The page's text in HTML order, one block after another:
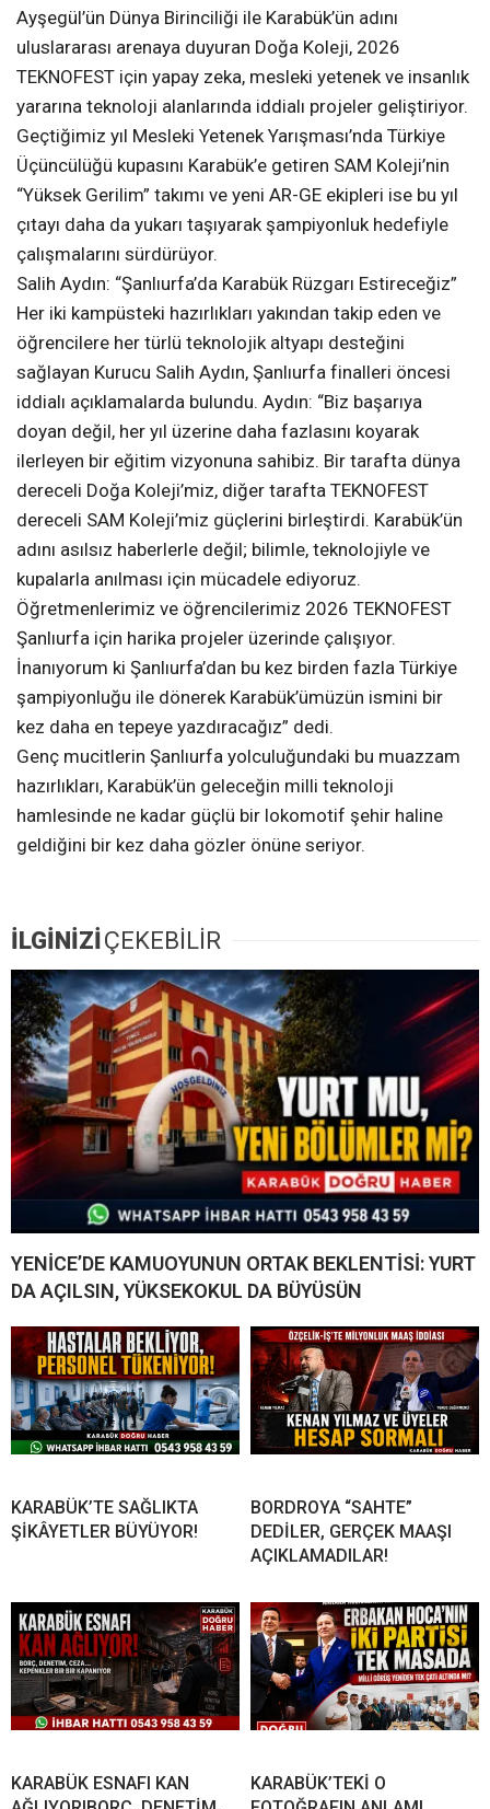
Ayşegül’ün Dünya Birinciliği ile Karabük’ün adını
uluslararası arenaya duyuran Doğa Koleji, 2026
TEKNOFEST için yapay zeka, mesleki yetenek ve insanlık
yararına teknoloji alanlarında iddialı projeler geliştiriyor.
Geçtiğimiz yıl Mesleki Yetenek Yarışması’nda Türkiye
Üçüncülüğü kupasını Karabük’e getiren SAM Koleji’nin
“Yüksek Gerilim” takımı ve yeni AR-GE ekipleri ise bu yıl
çıtayı daha da yukarı taşıyarak şampiyonluk hedefiyle
çalışmalarını sürdürüyor.
Salih Aydın: “Şanlıurfa’da Karabük Rüzgarı Estireceğiz”
Her iki kampüsteki hazırlıkları yakından takip eden ve
öğrencilere her türlü teknolojik altyapı desteğini
sağlayan Kurucu Salih Aydın, Şanlıurfa finalleri öncesi
iddialı açıklamalarda bulundu. Aydın: “Biz başarıya
doyan değil, her yıl üzerine daha fazlasını koyarak
ilerleyen bir eğitim vizyonuna sahibiz. Bir tarafta dünya
dereceli Doğa Koleji’miz, diğer tarafta TEKNOFEST
dereceli SAM Koleji’miz güçlerini birleştirdi. Karabük’ün
adını asılsız haberlerle değil; bilimle, teknolojiyle ve
kupalarla anılması için mücadele ediyoruz.
Öğretmenlerimiz ve öğrencilerimiz 2026 TEKNOFEST
Şanlıurfa için harika projeler üzerinde çalışıyor.
İnanıyorum ki Şanlıurfa’dan bu kez birden fazla Türkiye
şampiyonluğu ile dönerek Karabük’ümüzün ismini bir
kez daha en tepeye yazdıracağız” dedi.
Genç mucitlerin Şanlıurfa yolculuğundaki bu muazzam
hazırlıkları, Karabük’ün geleceğin milli teknoloji
hamlesinde ne kadar güçlü bir lokomotif şehir haline
geldiğini bir kez daha gözler önüne seriyor.
İLGİNİZİÇEKEBİLİR
YENİCE’DE KAMUOYUNUN ORTAK BEKLENTİSİ: YURT
DA AÇILSIN, YÜKSEKOKUL DA BÜYÜSÜN
KARABÜK’TE SAĞLIKTA
ŞİKÂYETLER BÜYÜYOR!
BORDROYA “SAHTE”
DEDİLER, GERÇEK MAAŞI
AÇIKLAMADILAR!
KARABÜK ESNAFI KAN
KARABÜK’TEKİ O